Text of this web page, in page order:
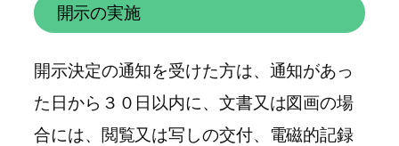
開示の実施
開示決定の通知を受けた方は、通知があっ
た日から３０日以内に、文書又は図画の場
合には、閲覧又は写しの交付、電磁的記録